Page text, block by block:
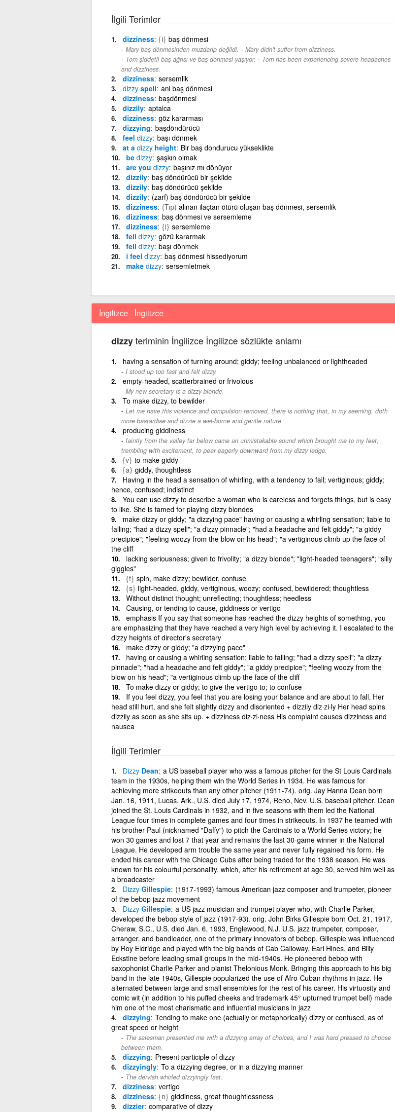
İlgili Terimler
dizziness {i} baş dönmesi
Mary baş dönmesinden muzdarip değildi. - Mary didn't suffer from dizziness.
Tom şiddetli baş ağrısı ve baş dönmesi yaşıyor. - Tom has been experiencing severe headaches
and dizziness.
dizziness sersemlik
dizzyspell ani baş dönmesi
dizziness başdönmesi
dizzily aptalca
dizziness göz kararması
dizzying başdöndürücü
feel dizzy başı dönmek
at a dizzyheight Bir baş dondurucu yükseklikte
be dizzy şaşkın olmak
are you dizzy başınız mı dönüyor
dizzily baş döndürücü bir şekilde
dizzily baş döndürücü şekilde
dizzily (zarf) baş döndürücü bir şekilde
dizziness (Tıp) alınan ilaçtan ötürü oluşan baş dönmesi, sersemlik
dizziness baş dönmesi ve sersemleme
dizziness {i} sersemleme
fell dizzy gözü kararmak
fell dizzy başı dönmek
i feel dizzy baş dönmesi hissediyorum
make dizzy sersemletmek
İngilizce - İngilizce
dizzyteriminin İngilizce İngilizce sözlükte anlamı
having a sensation of turning around; giddy; feeling unbalanced or lightheaded
I stood up too fast and felt dizzy.
empty-headed, scatterbrained or frivolous
My new secretary is a dizzy blonde.
To make dizzy, to bewilder
Let me have this violence and compulsion removed, there is nothing that, in my seeming, doth
more bastardise and dizzie a wel-borne and gentle nature .
producing giddiness
faintly from the valley far below came an unmistakable sound which brought me to my feet,
trembling with excitement, to peer eagerly downward from my dizzy ledge.
{v} to make giddy
{a} giddy, thoughtless
Having in the head a sensation of whirling, with a tendency to fall; vertiginous; giddy;
hence, confused; indistinct
You can use dizzy to describe a woman who is careless and forgets things, but is easy
to like. She is famed for playing dizzy blondes
make dizzy or giddy; "a dizzying pace" having or causing a whirling sensation; liable to
falling; "had a dizzy spell"; "a dizzy pinnacle"; "had a headache and felt giddy"; "a giddy
precipice"; "feeling woozy from the blow on his head"; "a vertiginous climb up the face of
the cliff
lacking seriousness; given to frivolity; "a dizzy blonde"; "light-headed teenagers"; "silly
giggles"
{f} spin, make dizzy; bewilder, confuse
{s} light-headed, giddy, vertiginous, woozy; confused, bewildered; thoughtless
Without distinct thought; unreflecting; thoughtless; heedless
Causing, or tending to cause, giddiness or vertigo
emphasis If you say that someone has reached the dizzy heights of something, you
are emphasizing that they have reached a very high level by achieving it. I escalated to the
dizzy heights of director's secretary
make dizzy or giddy; "a dizzying pace"
having or causing a whirling sensation; liable to falling; "had a dizzy spell"; "a dizzy
pinnacle"; "had a headache and felt giddy"; "a giddy precipice"; "feeling woozy from the
blow on his head"; "a vertiginous climb up the face of the cliff
To make dizzy or giddy; to give the vertigo to; to confuse
If you feel dizzy, you feel that you are losing your balance and are about to fall. Her
head still hurt, and she felt slightly dizzy and disoriented + dizzily diz·zi·ly Her head spins
dizzily as soon as she sits up. + dizziness diz·zi·ness His complaint causes dizziness and
nausea
İlgili Terimler
DizzyDean a US baseball player who was a famous pitcher for the St Louis Cardinals
team in the 1930s, helping them win the World Series in 1934. He was famous for
achieving more strikeouts than any other pitcher (1911-74). orig. Jay Hanna Dean born
Jan. 16, 1911, Lucas, Ark., U.S. died July 17, 1974, Reno, Nev. U.S. baseball pitcher. Dean
joined the St. Louis Cardinals in 1932, and in five seasons with them led the National
League four times in complete games and four times in strikeouts. In 1937 he teamed with
his brother Paul (nicknamed "Daffy") to pitch the Cardinals to a World Series victory; he
won 30 games and lost 7 that year and remains the last 30-game winner in the National
League. He developed arm trouble the same year and never fully regained his form. He
ended his career with the Chicago Cubs after being traded for the 1938 season. He was
known for his colourful personality, which, after his retirement at age 30, served him well as
a broadcaster
DizzyGillespie (1917-1993) famous American jazz composer and trumpeter, pioneer
of the bebop jazz movement
DizzyGillespie a US jazz musician and trumpet player who, with Charlie Parker,
developed the bebop style of jazz (1917-93). orig. John Birks Gillespie born Oct. 21, 1917,
Cheraw, S.C., U.S. died Jan. 6, 1993, Englewood, N.J. U.S. jazz trumpeter, composer,
arranger, and bandleader, one of the primary innovators of bebop. Gillespie was influenced
by Roy Eldridge and played with the big bands of Cab Calloway, Earl Hines, and Billy
Eckstine before leading small groups in the mid-1940s. He pioneered bebop with
saxophonist Charlie Parker and pianist Thelonious Monk. Bringing this approach to his big
band in the late 1940s, Gillespie popularized the use of Afro-Cuban rhythms in jazz. He
alternated between large and small ensembles for the rest of his career. His virtuosity and
comic wit (in addition to his puffed cheeks and trademark 45° upturned trumpet bell) made
him one of the most charismatic and influential musicians in jazz
dizzying Tending to make one (actually or metaphorically) dizzy or confused, as of
great speed or height
The salesman presented me with a dizzying array of choices, and I was hard pressed to choose
between them.
dizzying Present participle of dizzy
dizzyingly To a dizzying degree, or in a dizzying manner
The dervish whirled dizzyingly fast.
dizziness vertigo
dizziness {n} giddiness, great thoughtlessness
dizzier comparative of dizzy